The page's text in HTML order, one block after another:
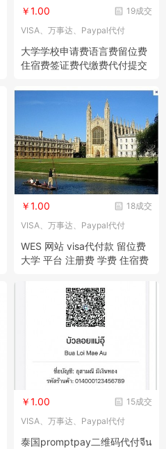
19成交
￥1.00
VISA、万事达、Paypal代付
大学学校申请费语言费留位费
住宿费签证费代缴费代付提交
18成交
￥1.00
VISA、万事达、Paypal代付
WES 网站 visa代付款 留位费
大学 平台 注册费 学费 住宿费
15成交
￥1.00
VISA、万事达、Paypal代付
泰国promptpay二维码代付จีน